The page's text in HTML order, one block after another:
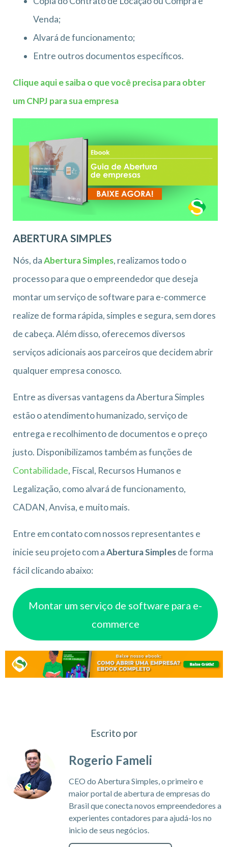
Venda;
Alvará de funcionamento;
Entre outros documentos específicos.
Clique aqui e saiba o que você precisa para obter
um CNPJ para sua empresa
ABERTURA SIMPLES
Nós, daAbertura Simples, realizamos todo o
processo para que o empreendedor que deseja
montar um serviço de software para e-commerce
realize de forma rápida, simples e segura, sem dores
de cabeça. Além disso, oferecemos diversos
serviços adicionais aos parceiros que decidem abrir
qualquer empresa conosco.
Entre as diversas vantagens da Abertura Simples
estão o atendimento humanizado, serviço de
entrega e recolhimento de documentos e o preço
justo. Disponibilizamos também as funções de
Contabilidade, Fiscal, Recursos Humanos e
Legalização, como alvará de funcionamento,
CADAN, Anvisa, e muito mais.
Entre em contato com nossos representantes e
inicie seu projeto com aAbertura Simplesde forma
fácil clicando abaixo:
Montar um serviço de software para e-
commerce
Escrito por
Rogerio Fameli
CEO do Abertura Simples, o primeiro e
maior portal de abertura de empresas do
Brasil que conecta novos empreendedores a
experientes contadores para ajudá-los no
inicio de seus negócios.